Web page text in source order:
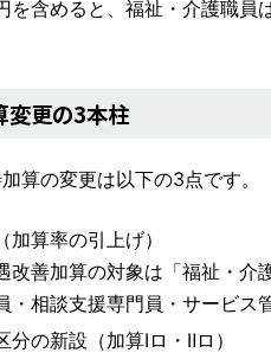
を含めると、福祉・介護職員
変更の3本柱
算の変更は以下の3点です。
加算率の引上げ）
改善加算の対象は「福祉・介
・相談支援専門員・サービス
の新設（加算Ⅰロ・Ⅱロ）